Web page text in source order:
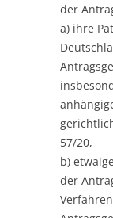
der
a) ihre
57/20,
b)
der